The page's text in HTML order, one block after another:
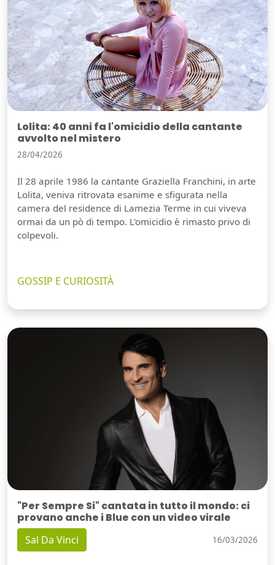
Lolita: 40 anni fa l'omicidio della cantante
avvolto nel mistero
28/04/2026
Il 28 aprile 1986 la cantante Graziella Franchini, in arte
Lolita, veniva ritrovata esanime e sfigurata nella
camera del residence di Lamezia Terme in cui viveva
ormai da un pò di tempo. L'omicidio è rimasto privo di
colpevoli.
GOSSIP E CURIOSITÀ
"Per Sempre Si" cantata in tutto il mondo: ci
provano anche i Blue con un video virale
Sal Da Vinci 16/03/2026